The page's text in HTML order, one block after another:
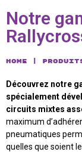
Notre
Home
Découvrez notre
spécialement
circuits mixtes
maximum
pneumatiques
quelles que soient